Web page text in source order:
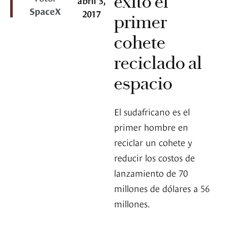
SpaceX
2017
primer
cohete
reciclado al
espacio
El sudafricano es el
primer hombre en
reciclar un cohete y
reducir los costos de
lanzamiento de 70
millones de dólares a 56
millones.